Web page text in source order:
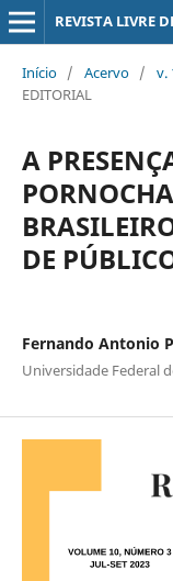
Início / Acervo / v.
EDITORIAL
A
DE
Fernando Antonio
Universidade Federal